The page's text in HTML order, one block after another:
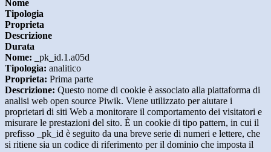
Nome
Tipologia
Proprieta
Descrizione
Durata
Nome: _pk_id.1.a05d
Tipologia: analitico
Proprieta: Prima parte
Descrizione: Questo nome di cookie è associato alla piattaforma di
analisi web open source Piwik. Viene utilizzato per aiutare i
proprietari di siti Web a monitorare il comportamento dei visitatori e
misurare le prestazioni del sito. È un cookie di tipo pattern, in cui il
prefisso _pk_id è seguito da una breve serie di numeri e lettere, che
si ritiene sia un codice di riferimento per il dominio che imposta il